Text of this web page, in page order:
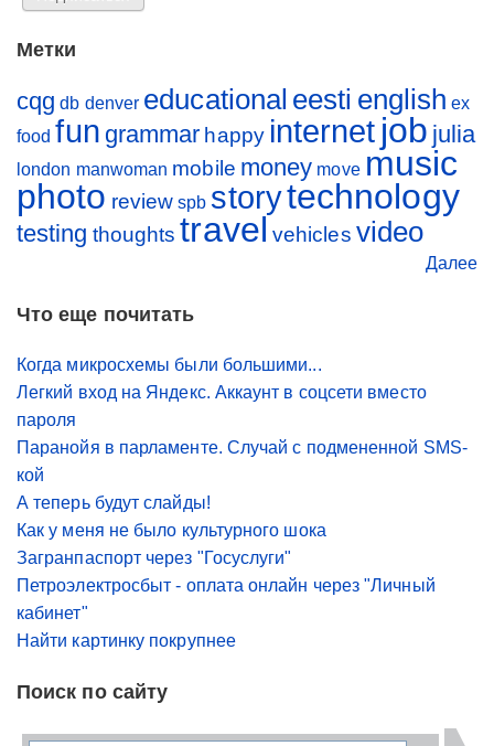
Метки
cqg db denver educational eesti english ex
food fun grammar happy internet job julia
london manwoman mobile money move music
photo review spb storytechnology
testing thoughts travel vehicles video
Далее
Что еще почитать
Когда микросхемы были большими...
Легкий вход на Яндекс. Аккаунт в соцсети вместо
пароля
Паранойя в парламенте. Случай с подмененной SMS-
кой
А теперь будут слайды!
Как у меня не было культурного шока
Загранпаспорт через "Госуслуги"
Петроэлектросбыт - оплата онлайн через "Личный
кабинет"
Найти картинку покрупнее
Поиск по сайту